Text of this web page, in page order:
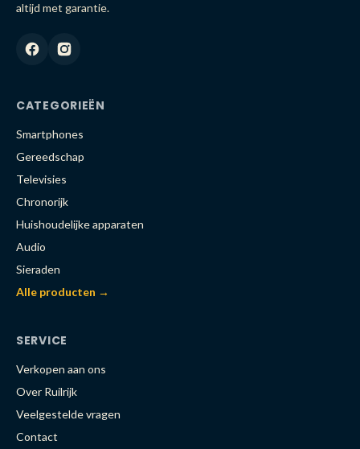
altijd met garantie.
CATEGORIEËN
Smartphones
Gereedschap
Televisies
Chronorijk
Huishoudelijke apparaten
Audio
Sieraden
Alle producten →
SERVICE
Verkopen aan ons
Over Ruilrijk
Veelgestelde vragen
Contact